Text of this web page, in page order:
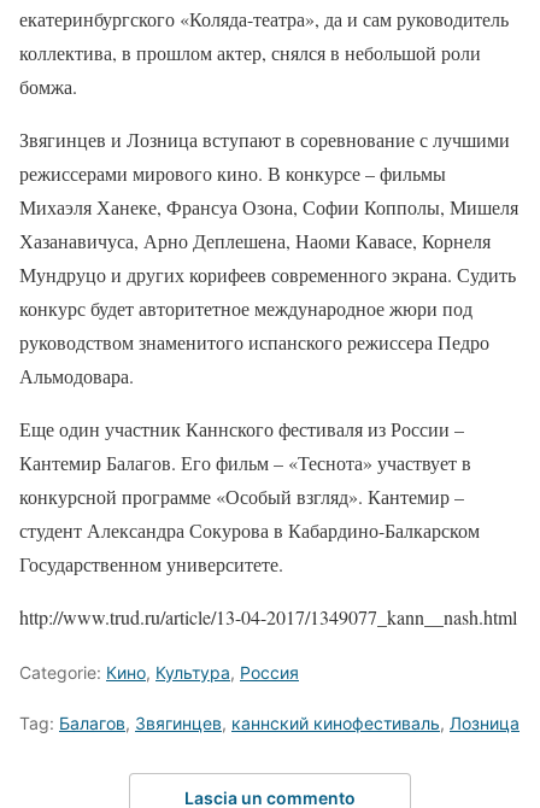
екатеринбургского «Коляда-театра», да и сам руководитель
коллектива, в прошлом актер, снялся в небольшой роли
бомжа.
Звягинцев и Лозница вступают в соревнование с лучшими
режиссерами мирового кино. В конкурсе – фильмы
Михаэля Ханеке, Франсуа Озона, Софии Копполы, Мишеля
Хазанавичуса, Арно Деплешена, Наоми Кавасе, Корнеля
Мундруцо и других корифеев современного экрана. Судить
конкурс будет авторитетное международное жюри под
руководством знаменитого испанского режиссера Педро
Альмодовара.
Еще один участник Каннского фестиваля из России –
Кантемир Балагов. Его фильм – «Теснота» участвует в
конкурсной программе «Особый взгляд». Кантемир –
студент Александра Сокурова в Кабардино-Балкарском
Государственном университете.
http://www.trud.ru/article/13-04-2017/1349077_kann__nash.html
Categorie: Кино, Культура, Россия
Tag: Балагов, Звягинцев, каннский кинофестиваль, Лозница
Lascia un commento